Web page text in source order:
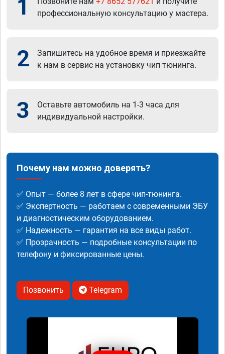
1
профессиональную консультацию у мастера.
2
Запишитесь на удобное время и приезжайте
к нам в сервис на установку чип тюнинга.
3
Оставьте автомобиль на 1-3 часа для
индивидуальной настройки.
Почему нам можно доверять?
✅ Опыт — более 8 лет в сфере чип-тюнинга.
✅ Экспертность — работаем с современными ЭБУ
и диагностическим оборудованием.
✅ Надежность — гарантия на все виды работ.
✅ Прозрачность — подробные консультации по
телефону и фиксированные цены.
Позвонить Telegram